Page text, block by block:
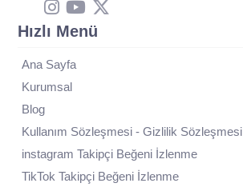
Hızlı Menü
Ana Sayfa
Kurumsal
Blog
Kullanım Sözleşmesi - Gizlilik Sözleşmesi
instagram Takipçi Beğeni İzlenme
TikTok Takipçi Beğeni İzlenme